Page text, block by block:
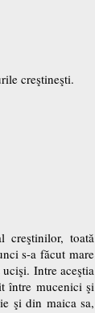
creştineşti.
creştinilor, toată
s-a făcut mare
Intre aceştia
între mucenici şi
şi din maica sa,